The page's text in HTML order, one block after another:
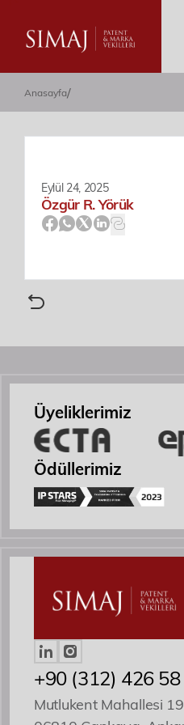
Firmamız
Hizmetlerimiz
Ekibimiz
Kariyer
Etkinlikler
İletişim
Anasayfa/
Eylül 24, 2025
Özgür R. Yörük
Üyeliklerimiz
Ödüllerimiz
+90 (312) 426
Mutlukent Mahallesi
Yönetici Ortak
Patent ve Marka Vekili
Özgür R. Yörük